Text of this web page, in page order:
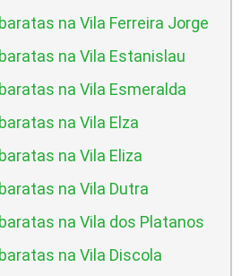
na Vila Ferreira Jorge
na Vila Estanislau
na Vila Esmeralda
na Vila Elza
na Vila Eliza
na Vila Dutra
na Vila dos Platanos
na Vila Discola